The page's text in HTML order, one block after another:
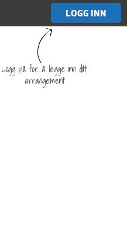
LOGG INN
Logg på for å legge inn ditt
arrangement